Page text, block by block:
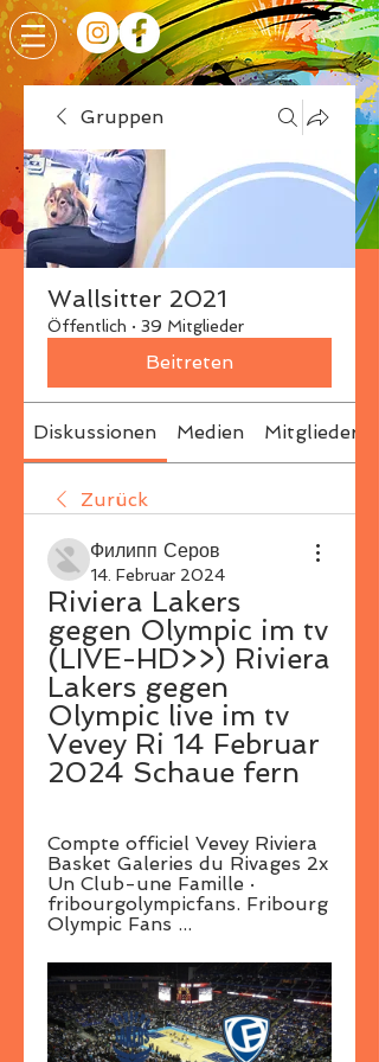
Gruppen
Wallsitter 2021
Öffentlich · 39 Mitglieder
Beitreten
Diskussionen Medien Mitglieder
Zurück
Филипп Серов
14. Februar 2024
Riviera Lakers
gegen Olympic im tv
(LIVE-HD>>) Riviera
Lakers gegen
Olympic live im tv
Vevey Ri 14 Februar
2024 Schaue fern
Compte officiel Vevey Riviera
Basket Galeries du Rivages 2x
Un Club-une Famille ·
fribourgolympicfans. Fribourg
Olympic Fans ...